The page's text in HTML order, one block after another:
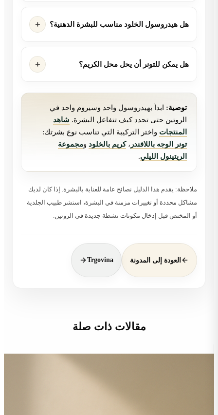
هل هيدروسول الخلود مناسب للبشرة الدهنية؟
هل يمكن للتونر أن يحل محل الكريم؟
توصية: ابدأ بهيدروسول واحد وسيروم واحد في
الروتين حتى تحدد كيف تتفاعل البشرة. شاهد
المنتجات واختر التركيبة التي تناسب نوع بشرتك:
تونر الوجه باللافندر ،كريم بالخلود ومجموعة
الريتينول الليلي.
ملاحظة: يقدم هذا الدليل نصائح عامة للعناية بالبشرة. إذا كان لديك
مشاكل محددة أو تغييرات مزمنة في البشرة، استشر طبيب الجلدية
أو المختص قبل إدخال مكونات نشطة جديدة في الروتين.
العودة إلى المدونة Trgovina
مقالات ذات صلة